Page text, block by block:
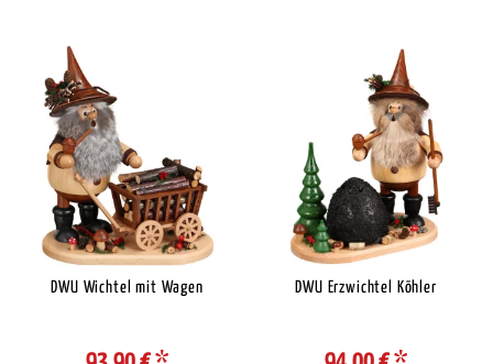
DWU Wichtel mit Wagen DWU Erzwichtel Köhler